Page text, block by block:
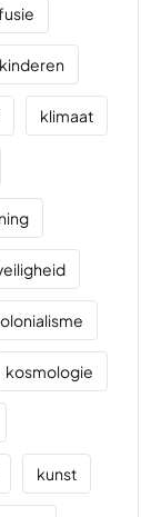
kinderen
klimaat
kosmologie
kunst